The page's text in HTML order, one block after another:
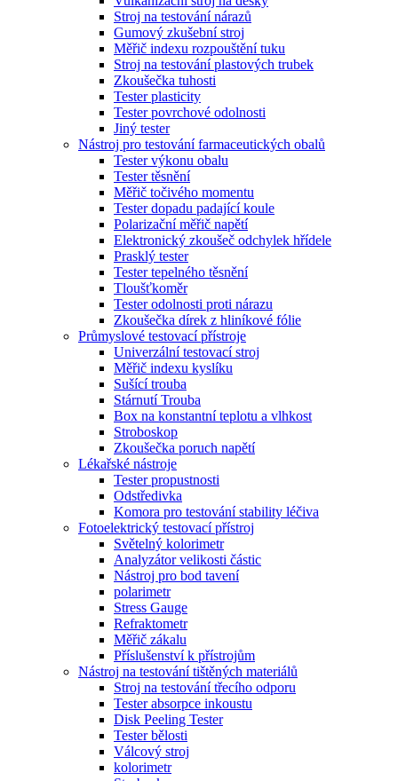
Stroj na testování nárazů
Gumový zkušební stroj
Měřič indexu rozpouštění tuku
Stroj na testování plastových trubek
Zkoušečka tuhosti
Tester plasticity
Tester povrchové odolnosti
Jiný tester
Nástroj pro testování farmaceutických obalů
Tester výkonu obalu
Tester těsnění
Měřič točivého momentu
Tester dopadu padající koule
Polarizační měřič napětí
Elektronický zkoušeč odchylek hřídele
Prasklý tester
Tester tepelného těsnění
Tloušťkoměr
Tester odolnosti proti nárazu
Zkoušečka dírek z hliníkové fólie
Průmyslové testovací přístroje
Univerzální testovací stroj
Měřič indexu kyslíku
Sušící trouba
Stárnutí Trouba
Box na konstantní teplotu a vlhkost
Stroboskop
Zkoušečka poruch napětí
Lékařské nástroje
Tester propustnosti
Odstředivka
Komora pro testování stability léčiva
Fotoelektrický testovací přístroj
Světelný kolorimetr
Analyzátor velikosti částic
Nástroj pro bod tavení
polarimetr
Stress Gauge
Refraktometr
Měřič zákalu
Příslušenství k přístrojům
Nástroj na testování tištěných materiálů
Stroj na testování třecího odporu
Tester absorpce inkoustu
Disk Peeling Tester
Tester bělosti
Válcový stroj
kolorimetr